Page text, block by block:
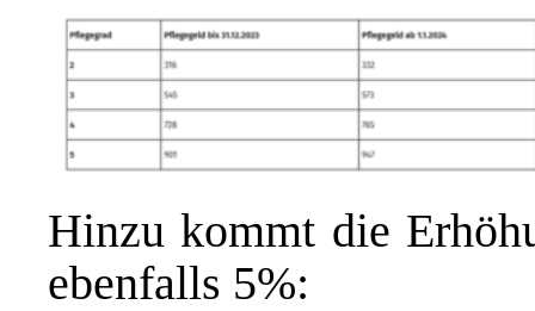
Hinzu kommt die
ebenfalls 5%: